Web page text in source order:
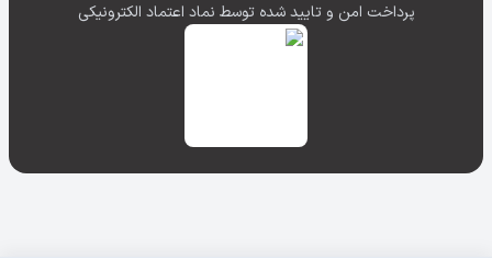
پرداخت امن و تایید شده توسط نماد اعتماد الکترونیکی